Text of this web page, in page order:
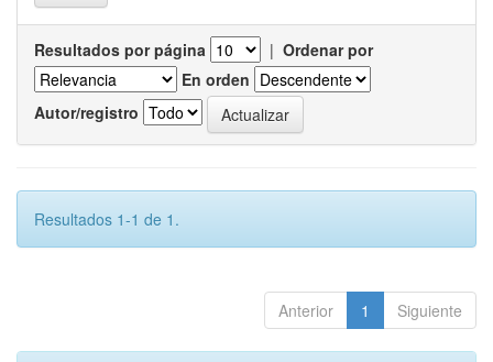
Resultados por página | Ordenar por
En orden
Autor/registro
Resultados 1-1 de 1.
Anterior 1 Siguiente